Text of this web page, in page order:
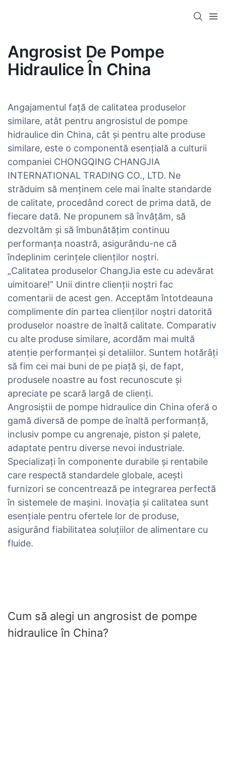
Angrosist De Pompe
Hidraulice În China
Angajamentul față de calitatea produselor
similare, atât pentru angrosistul de pompe
hidraulice din China, cât și pentru alte produse
similare, este o componentă esențială a culturii
companiei CHONGQING CHANGJIA
INTERNATIONAL TRADING CO., LTD. Ne
străduim să menținem cele mai înalte standarde
de calitate, procedând corect de prima dată, de
fiecare dată. Ne propunem să învățăm, să
dezvoltăm și să îmbunătățim continuu
performanța noastră, asigurându-ne că
îndeplinim cerințele clienților noștri.
„Calitatea produselor ChangJia este cu adevărat
uimitoare!” Unii dintre clienții noștri fac
comentarii de acest gen. Acceptăm întotdeauna
complimente din partea clienților noștri datorită
produselor noastre de înaltă calitate. Comparativ
cu alte produse similare, acordăm mai multă
atenție performanței și detaliilor. Suntem hotărâți
să fim cei mai buni de pe piață și, de fapt,
produsele noastre au fost recunoscute și
apreciate pe scară largă de clienți.
Angrosiștii de pompe hidraulice din China oferă o
gamă diversă de pompe de înaltă performanță,
inclusiv pompe cu angrenaje, piston și palete,
adaptate pentru diverse nevoi industriale.
Specializați în componente durabile și rentabile
care respectă standardele globale, acești
furnizori se concentrează pe integrarea perfectă
în sistemele de mașini. Inovația și calitatea sunt
esențiale pentru ofertele lor de produse,
asigurând fiabilitatea soluțiilor de alimentare cu
fluide.
Cum să alegi un angrosist de pompe
hidraulice în China?